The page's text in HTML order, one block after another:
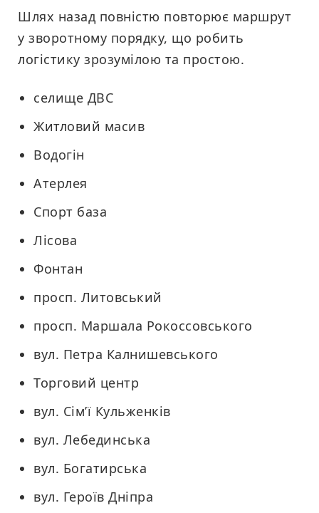
Шлях назад повністю повторює маршрут
у зворотному порядку, що робить
логістику зрозумілою та простою.
селище ДВС
Житловий масив
Водогін
Атерлея
Спорт база
Лісова
Фонтан
просп. Литовський
просп. Маршала Рокоссовського
вул. Петра Калнишевського
Торговий центр
вул. Сім’ї Кульженків
вул. Лебединська
вул. Богатирська
вул. Героїв Дніпра